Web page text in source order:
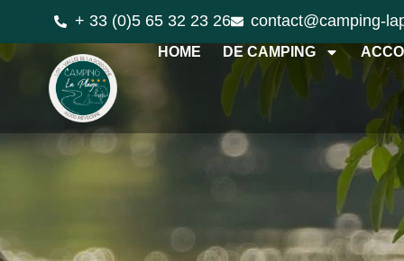
+ 33 (0)5 65 32 23 26 contact@camping-
HOME DE CAMPING